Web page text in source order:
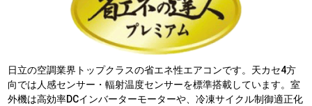
日立の空調業界トップクラスの省エネ性エアコンです。天カセ4方
向では人感センサー・輻射温度センサーを標準搭載しています。室
外機は高効率DCインバーターモーターや、冷凍サイクル制御適正化